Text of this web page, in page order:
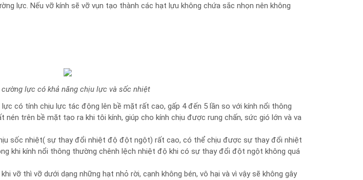
lực. Nếu vỡ kính sẽ vỡ vụn tạo thành các hạt lựu không chứa sắc nhọn nên không
cường lực có khả năng chịu lực và sốc nhiệt
có tính chịu lực tác động lên bề mặt rất cao, gấp 4 đến 5 lần so với kính nổi thông
nén trên bề mặt tạo ra khi tôi kính, giúp cho kính chịu được rung chấn, sức gió lớn và va
sốc nhiệt( sự thay đổi nhiệt độ đột ngột) rất cao, có thể chịu được sự thay đổi nhiệt
khi kính nổi thông thường chênh lệch nhiệt độ khi có sự thay đổi đột ngột không quá
vỡ thì vỡ dưới dạng những hạt nhỏ rời, cạnh không bén, vô hại và vì vậy sẽ không gây